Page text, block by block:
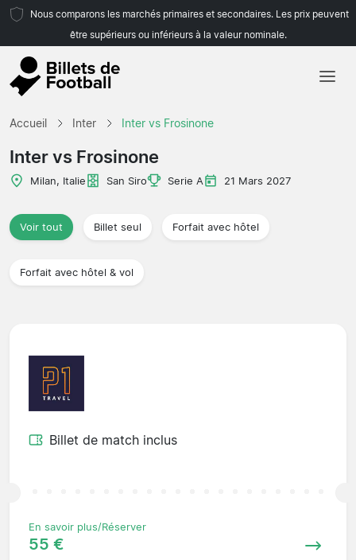
Nous comparons les marchés primaires et secondaires. Les prix peuvent
être supérieurs ou inférieurs à la valeur nominale.
Accueil Inter Inter vs Frosinone
Inter vs Frosinone
Milan, Italie San Siro Serie A 21 Mars 2027
Voir tout Billet seul Forfait avec hôtel
Forfait avec hôtel & vol
Billet de match inclus
En savoir plus/Réserver
55 €